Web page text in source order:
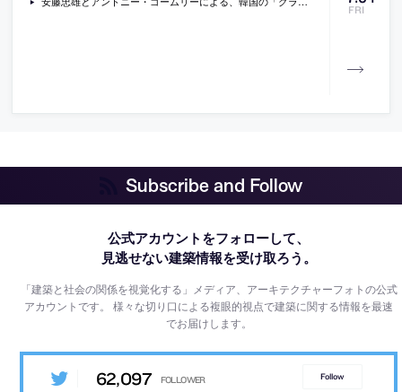
FRI
Subscribe and Follow
公式アカウントをフォローして、
見逃せない建築情報を受け取ろう。
「建築と社会の関係を視覚化する」メディア、アーキテクチャーフォトの公式
アカウントです。様々な切り口による複眼的視点で建築に関する情報を最速
でお届けします。
62,097 Follow